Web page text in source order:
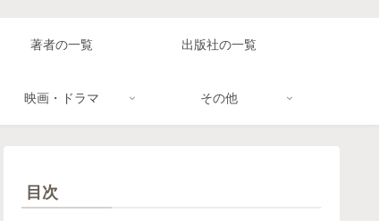
著者の一覧 出版社の一覧
映画・ドラマ その他
目次